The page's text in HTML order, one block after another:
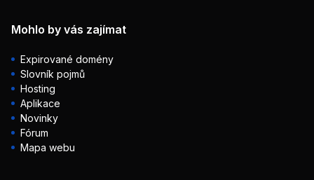
Mohlo by vás zajímat
Expirované domény
Slovník pojmů
Hosting
Aplikace
Novinky
Fórum
Mapa webu